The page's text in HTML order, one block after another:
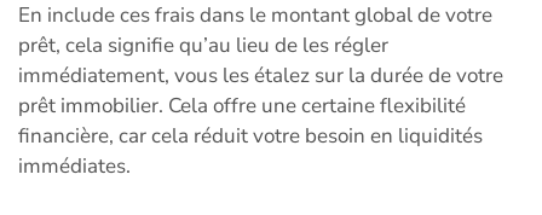
En include ces frais dans le montant global de votre
prêt, cela signifie qu’au lieu de les régler
immédiatement, vous les étalez sur la durée de votre
prêt immobilier. Cela offre une certaine flexibilité
financière, car cela réduit votre besoin en liquidités
immédiates.